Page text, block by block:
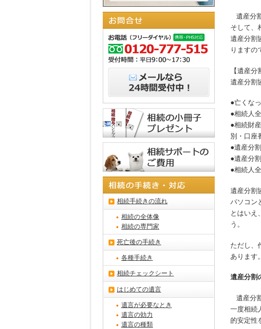
遺産分
そして、
遺産分割
りますの
【遺産分
遺産分割
●亡くな
●相続人
●相続財
別・口座
●遺産分
●遺産分
●相続人
遺産分割
パソコン
とはいえ
う。
ただし、
あります。
遺産分割
遺産分
一度相続
的安定性
相続手続きの流れ
相続の全体像
相続の専門家
死亡後の手続き
各種手続き
相続チェックシート
はじめての遺言
遺言が必要なとき
遺言の効力
遺言の種類